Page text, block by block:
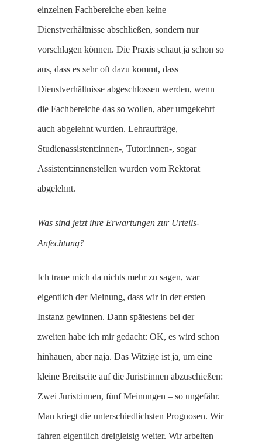
einzelnen Fachbereiche eben keine
Dienstverhältnisse abschließen, sondern nur
vorschlagen können. Die Praxis schaut ja schon so
aus, dass es sehr oft dazu kommt, dass
Dienstverhältnisse abgeschlossen werden, wenn
die Fachbereiche das so wollen, aber umgekehrt
auch abgelehnt wurden. Lehraufträge,
Studienassistent:innen-, Tutor:innen-, sogar
Assistent:innenstellen wurden vom Rektorat
abgelehnt.
Was sind jetzt ihre Erwartungen zur Urteils-
Anfechtung?
Ich traue mich da nichts mehr zu sagen, war
eigentlich der Meinung, dass wir in der ersten
Instanz gewinnen. Dann spätestens bei der
zweiten habe ich mir gedacht: OK, es wird schon
hinhauen, aber naja. Das Witzige ist ja, um eine
kleine Breitseite auf die Jurist:innen abzuschießen:
Zwei Jurist:innen, fünf Meinungen – so ungefähr.
Man kriegt die unterschiedlichsten Prognosen. Wir
fahren eigentlich dreigleisig weiter. Wir arbeiten